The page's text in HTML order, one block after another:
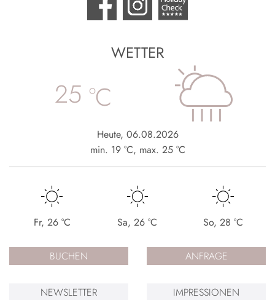
WETTER
25 °C
Heute, 06.08.2026
min. 19 °C, max. 25 °C
Fr, 26 °C Sa,26 °C So, 28 °C
BUCHEN ANFRAGE
NEWSLETTER IMPRESSIONEN